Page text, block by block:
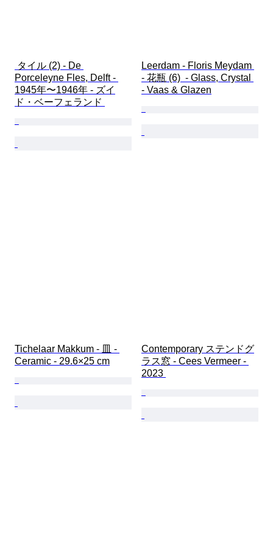
Porceleyne Fles, Delft -
1945年〜1946年 - ズイ
ド・ベーフェランド
Leerdam - Floris Meydam
- 花瓶 (6)  - Glass, Crystal
- Vaas & Glazen
Tichelaar Makkum - 皿 -
Ceramic - 29.6×25 cm
Contemporary ステンドグ
ラス窓 - Cees Vermeer -
2023